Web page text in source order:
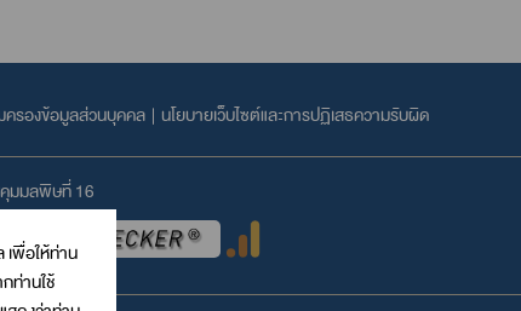
ครองข้อมูลส่วนบุคคล | นโยบายเว็บไซต์และการปฏิเสธความรับผิด
มมลพิษที่ 16
พื่อให้ท่าน
ท่านใช้